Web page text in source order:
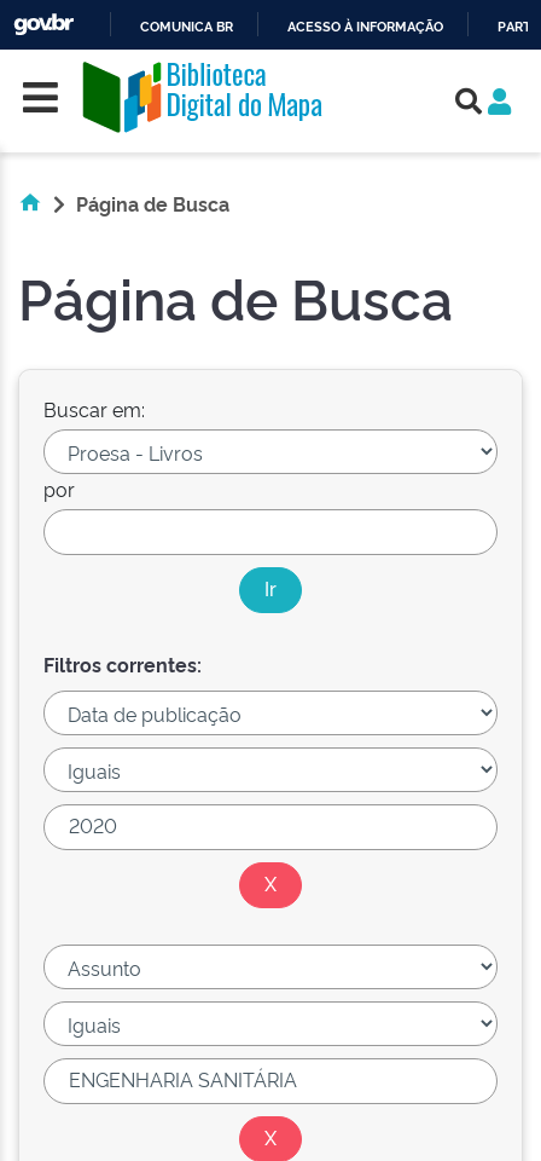
O
CONTEÚDO
COMUNICA BR ACESSO À INFORMAÇÃO
Skip navigation
Página de Busca
Página de Busca
Buscar em:
por
Filtros correntes: